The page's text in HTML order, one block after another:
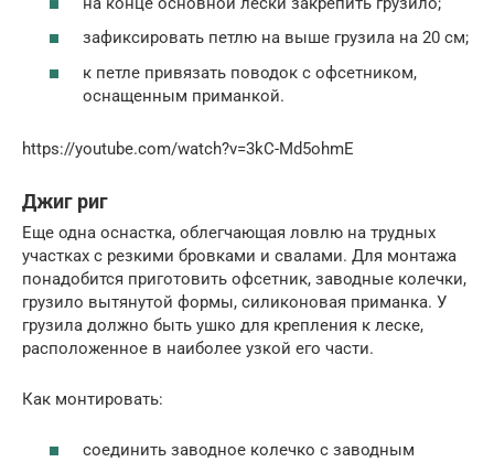
зафиксировать петлю на выше грузила на 20 см;
к петле привязать поводок с офсетником,
оснащенным приманкой.
https://youtube.com/watch?v=3kC-Md5ohmE
Джиг риг
Еще одна оснастка, облегчающая ловлю на трудных
участках с резкими бровками и свалами. Для монтажа
понадобится приготовить офсетник, заводные колечки,
грузило вытянутой формы, силиконовая приманка. У
грузила должно быть ушко для крепления к леске,
расположенное в наиболее узкой его части.
Как монтировать:
соединить заводное колечко с заводным